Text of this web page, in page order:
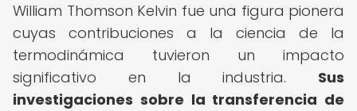
William Thomson Kelvin fue una figura pionera
cuyas contribuciones a la ciencia de la
termodinámica tuvieron un impacto
significativo en la industria. Sus
investigaciones sobre la transferencia de